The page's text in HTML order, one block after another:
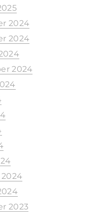
2024
2024
2024
2023